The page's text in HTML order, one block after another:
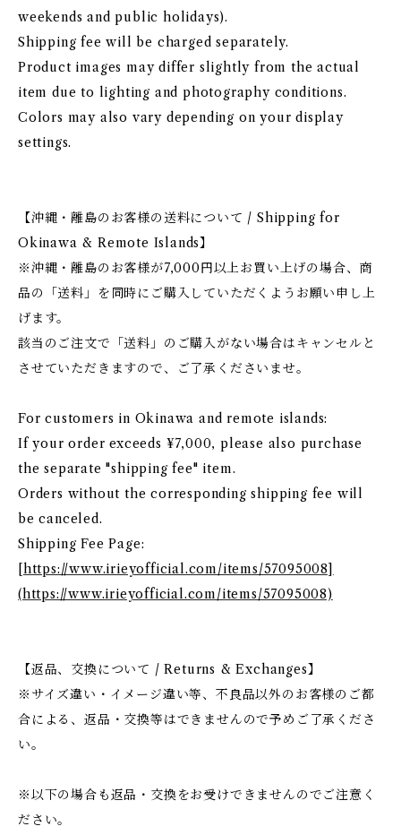
weekends and public holidays).
Shipping fee will be charged separately.
Product images may differ slightly from the actual
item due to lighting and photography conditions.
Colors may also vary depending on your display
settings.
【沖縄・離島のお客様の送料について / Shipping for
Okinawa & Remote Islands】
※沖縄・離島のお客様が7,000円以上お買い上げの場合、商
品の「送料」を同時にご購入していただくようお願い申し上
げます。
該当のご注文で「送料」のご購入がない場合はキャンセルと
させていただきますので、ご了承くださいませ。
For customers in Okinawa and remote islands:
If your order exceeds ¥7,000, please also purchase
the separate "shipping fee" item.
Orders without the corresponding shipping fee will
be canceled.
Shipping Fee Page:
[https://www.irieyofficial.com/items/57095008]
(https://www.irieyofficial.com/items/57095008)
【返品、交換について / Returns & Exchanges】
※サイズ違い・イメージ違い等、不良品以外のお客様のご都
合による、返品・交換等はできませんので予めご了承くださ
い。
※以下の場合も返品・交換をお受けできませんのでご注意く
ださい。